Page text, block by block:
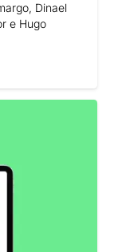
Dinael
e Hugo